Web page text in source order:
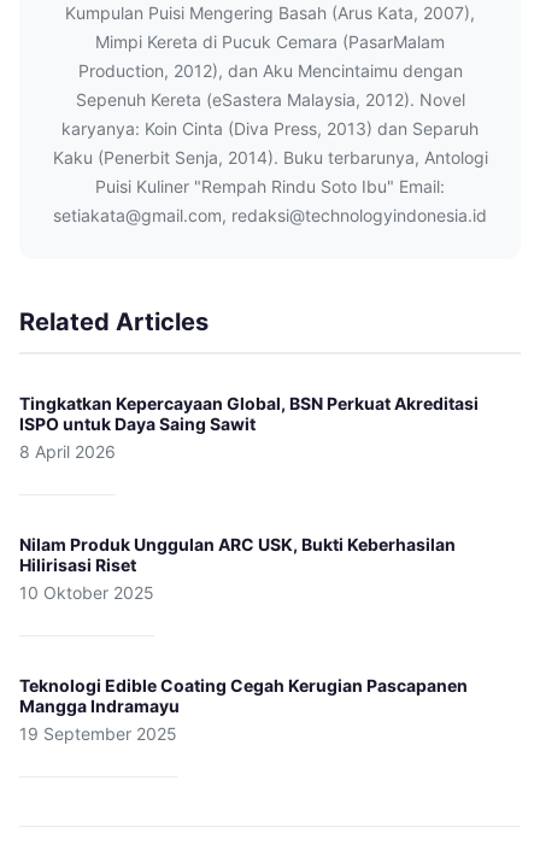
Kumpulan Puisi Mengering Basah (Arus Kata, 2007),
Mimpi Kereta di Pucuk Cemara (PasarMalam
Production, 2012), dan Aku Mencintaimu dengan
Sepenuh Kereta (eSastera Malaysia, 2012). Novel
karyanya: Koin Cinta (Diva Press, 2013) dan Separuh
Kaku (Penerbit Senja, 2014). Buku terbarunya, Antologi
Puisi Kuliner "Rempah Rindu Soto Ibu" Email:
setiakata@gmail.com, redaksi@technologyindonesia.id
Related Articles
Tingkatkan Kepercayaan Global, BSN Perkuat Akreditasi
ISPO untuk Daya Saing Sawit
8 April 2026
Nilam Produk Unggulan ARC USK, Bukti Keberhasilan
Hilirisasi Riset
10 Oktober 2025
Teknologi Edible Coating Cegah Kerugian Pascapanen
Mangga Indramayu
19 September 2025